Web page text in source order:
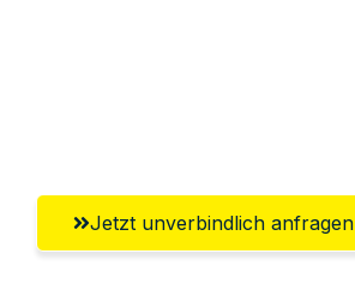
Jetzt unverbindlich anfragen